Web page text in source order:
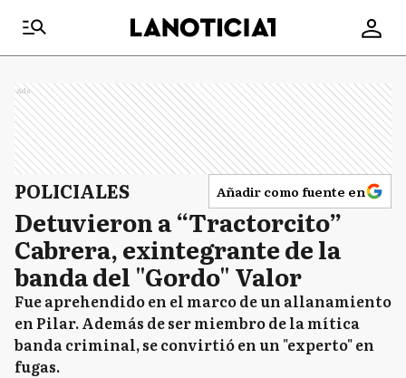
Ads
POLICIALES Añadir como fuente en
Detuvieron a “Tractorcito”
Cabrera, exintegrante de la
banda del "Gordo" Valor
Fue aprehendido en el marco de un allanamiento
en Pilar. Además de ser miembro de la mítica
banda criminal, se convirtió en un "experto" en
fugas.